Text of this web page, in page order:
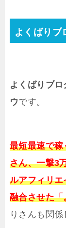
よくばりブ
よくばりブ
ウです。
最短最速で
さん、一撃3
ルアフィリエ
融合させた
りさんも関係